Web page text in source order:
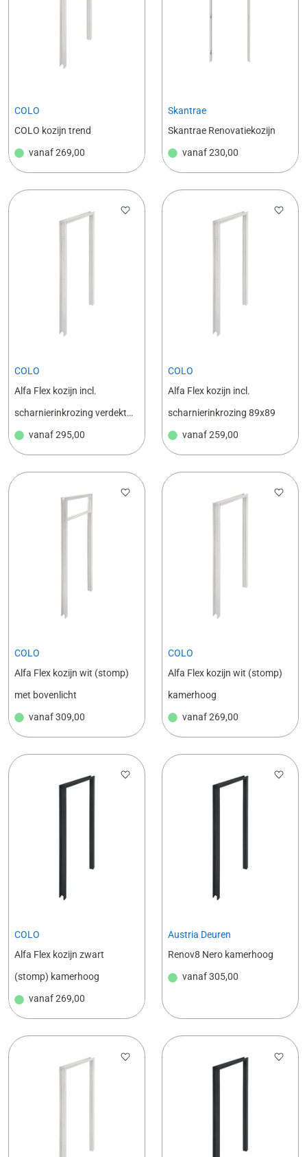
COLO
COLO kozijn trend
vanaf269,00
Skantrae
Skantrae Renovatiekozijn
vanaf230,00
COLO
Alfa Flex kozijn incl.
scharnierinkrozing verdekt
scharnier
vanaf295,00
COLO
Alfa Flex kozijn incl.
scharnierinkrozing 89x89
vanaf259,00
COLO
Alfa Flex kozijn wit (stomp)
met bovenlicht
vanaf309,00
COLO
Alfa Flex kozijn wit (stomp)
kamerhoog
vanaf269,00
COLO
Alfa Flex kozijn zwart
(stomp) kamerhoog
vanaf269,00
Austria Deuren
Renov8 Nero kamerhoog
vanaf305,00